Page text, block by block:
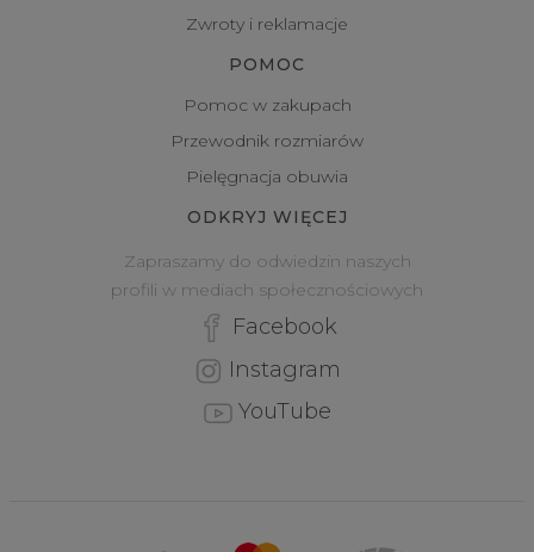
Zwroty i reklamacje
POMOC
Pomoc w zakupach
Przewodnik rozmiarów
Pielęgnacja obuwia
ODKRYJ WIĘCEJ
Zapraszamy do odwiedzin naszych
profili w mediach społecznościowych
Facebook
Instagram
YouTube